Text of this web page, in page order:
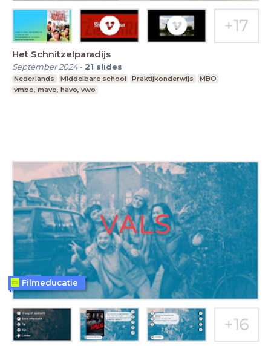
Het Schnitzelparadijs
September 2024- 21 slides
Nederlands Middelbare school Praktijkonderwijs
MBO
vmbo, mavo, havo, vwo
Filmeducatie